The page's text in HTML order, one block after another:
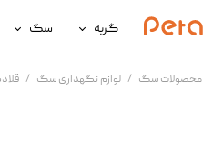
گربه
غذای گربه
سگ
غذای سگ
محصولات سگ لوازم نگهداری سگ